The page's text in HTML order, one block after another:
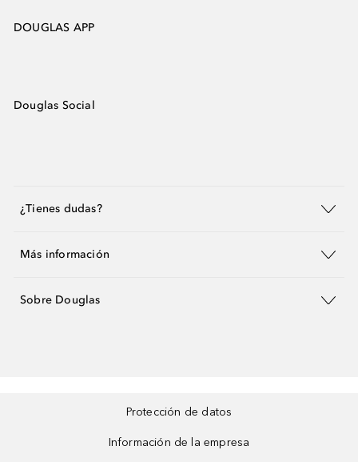
DOUGLAS APP
Douglas Social
¿Tienes dudas?
Más información
Sobre Douglas
Protección de datos
Información de la empresa